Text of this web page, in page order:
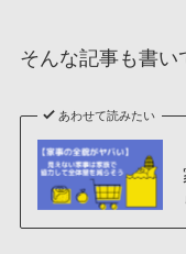
そんな記事も書い
あわせて読みたい